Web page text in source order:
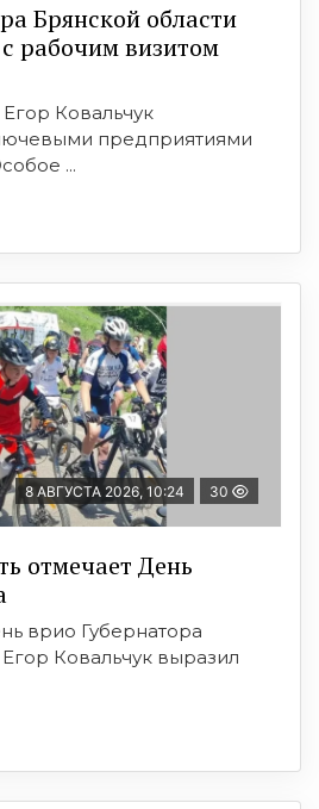
Брянской области
рабочим визитом
Ковальчук
предприятиями
...
8 АВГУСТА 2026, 10:24 30
отмечает День
врио Губернатора
Ковальчук выразил